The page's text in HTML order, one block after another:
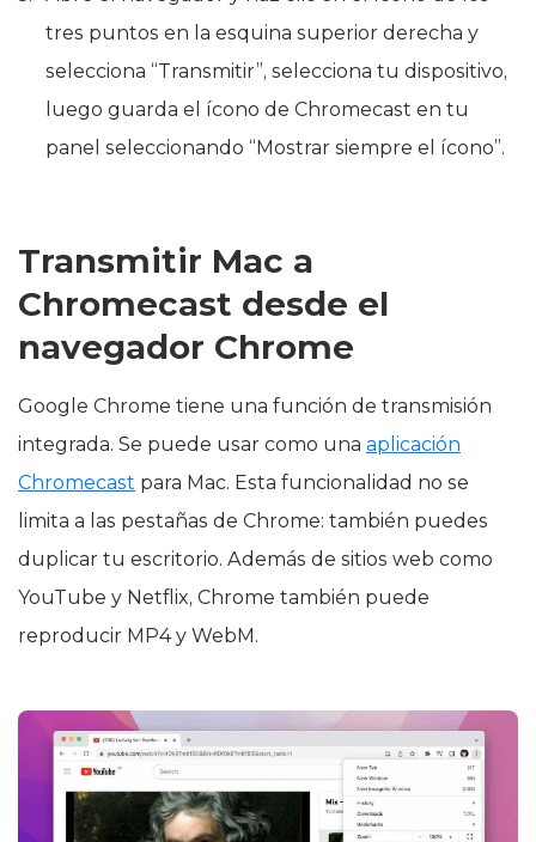
tres puntos en la esquina superior derecha y
selecciona “Transmitir”, selecciona tu dispositivo,
luego guarda el ícono de Chromecast en tu
panel seleccionando “Mostrar siempre el ícono”.
Transmitir Mac a
Chromecast desde el
navegador Chrome
Google Chrome tiene una función de transmisión
integrada. Se puede usar como una aplicación
Chromecast para Mac. Esta funcionalidad no se
limita a las pestañas de Chrome: también puedes
duplicar tu escritorio. Además de sitios web como
YouTube y Netflix, Chrome también puede
reproducir MP4 y WebM.